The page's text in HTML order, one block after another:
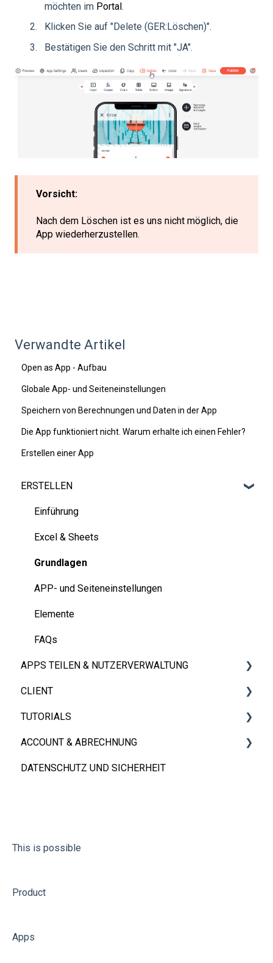
möchten im Portal .
Klicken Sie auf "Delete (GER:Löschen)".
Bestätigen Sie den Schritt mit "JA".
Vorsicht:
Nach dem Löschen ist es uns nicht möglich, die
App wiederherzustellen.
Verwandte Artikel
Open as App - Aufbau
Globale App- und Seiteneinstellungen
Speichern von Berechnungen und Daten in der App
Die App funktioniert nicht. Warum erhalte ich einen Fehler?
Erstellen einer App
ERSTELLEN
Einführung
Excel & Sheets
Grundlagen
APP- und Seiteneinstellungen
Elemente
FAQs
APPS TEILEN & NUTZERVERWALTUNG
Apps Teilen
FAQs
CLIENT
iOS, Android & Web Client
Eingebettet App
FAQs
TUTORIALS
Videos
ACCOUNT & ABRECHNUNG
Konto
DATENSCHUTZ UND SICHERHEIT
This is possible
Product
Apps